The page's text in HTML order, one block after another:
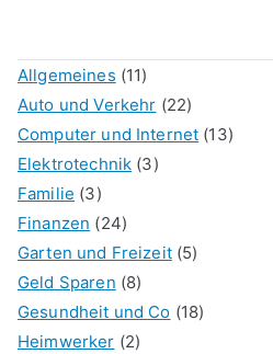
Allgemeines (11)
Auto und Verkehr (22)
Computer und Internet (13)
Elektrotechnik (3)
Familie (3)
Finanzen (24)
Garten und Freizeit(5)
Geld Sparen (8)
Gesundheit und Co (18)
Heimwerker (2)